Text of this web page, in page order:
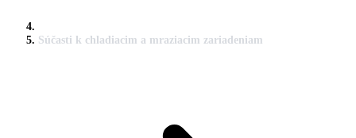
Súčasti k chladiacim a mraziacim zariadeniam